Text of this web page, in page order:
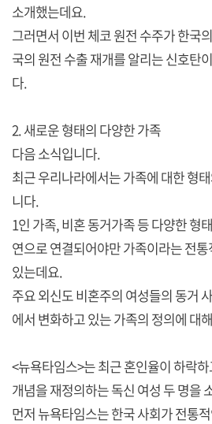
소개했는데요.
그러면서 이번 체코 원전 수주가 한국
국의 원전 수출 재개를 알리는 신호탄
다.
2. 새로운 형태의 다양한 가족
다음 소식입니다.
최근 우리나라에서는 가족에 대한 형
니다.
1인 가족, 비혼 동거가족 등 다양한 형
연으로 연결되어야만 가족이라는 전
있는데요.
주요 외신도 비혼주의 여성들의 동거
에서 변화하고 있는 가족의 정의에 대
<뉴욕타임스>는 최근 혼인율이 하락
개념을 재정의하는 독신 여성 두 명을
먼저 뉴욕타임스는 한국 사회가 전통